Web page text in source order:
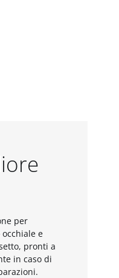
per
e
pronti a
in caso di